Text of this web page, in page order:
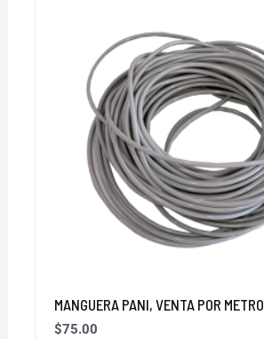
MANGUERA PANI, VENTA POR METRO
$75.00